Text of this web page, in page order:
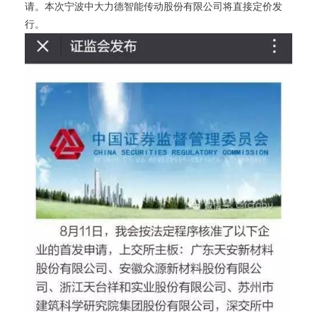
请。本次宁波中大力德智能传动股份有限公司将直接定价发
行。